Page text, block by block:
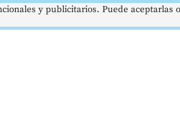
y publicitarios. Puede aceptarlas